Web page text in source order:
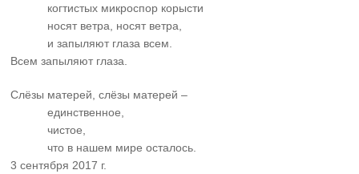
когтистых микроспор корысти
носят ветра, носят ветра,
и запыляют глаза всем.
Всем запыляют глаза.
Слёзы матерей, слёзы матерей –
……….единственное,
……….чистое,
……….что в нашем мире осталось.
3 сентября 2017 г.